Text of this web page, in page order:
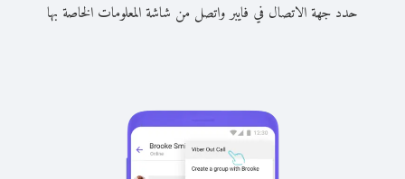
حدد جهة الاتصال في فايبر واتصل من شاشة المعلومات الخاصة بها